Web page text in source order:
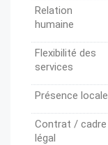
Relation
humaine
Flexibilité des
services
Présence locale
Contrat / cadre
légal